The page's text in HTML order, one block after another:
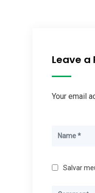
Leave a
Your email
Salvar